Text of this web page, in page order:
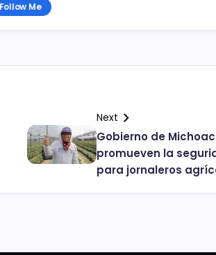
Follow Me
Next
Gobierno de
promueven la
para jornaleros